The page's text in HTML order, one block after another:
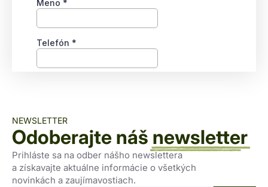
NEWSLETTER
Odoberajte náš newsletter
Prihláste sa na odber nášho newslettera
a získavajte aktuálne informácie o všetkých
novinkách a zaujímavostiach.